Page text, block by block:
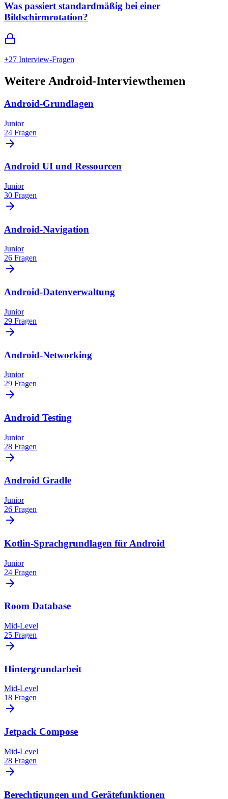
Was passiert standardmäßig bei einer
Bildschirmrotation?
+27 Interview-Fragen
Weitere Android-Interviewthemen
Android-Grundlagen
Junior
24 Fragen
Android UI und Ressourcen
Junior
30 Fragen
Android-Navigation
Junior
26 Fragen
Android-Datenverwaltung
Junior
29 Fragen
Android-Networking
Junior
29 Fragen
Android Testing
Junior
28 Fragen
Android Gradle
Junior
26 Fragen
Kotlin-Sprachgrundlagen für Android
Junior
24 Fragen
Room Database
Mid-Level
25 Fragen
Hintergrundarbeit
Mid-Level
18 Fragen
Jetpack Compose
Mid-Level
28 Fragen
Berechtigungen und Gerätefunktionen